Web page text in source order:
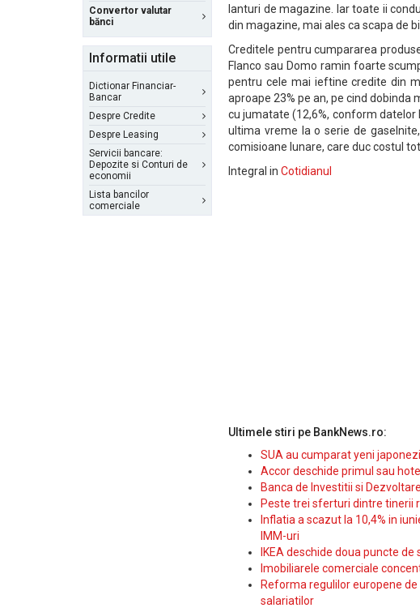
Convertor valutar
bănci
Informatii utile
Dictionar Financiar-
Bancar
Despre Credite
Despre Leasing
Servicii bancare:
Depozite si Conturi de
economii
Lista bancilor
comerciale
lanturi de magazine. Iar toate ii
din magazine, mai ales ca scapa de
Creditele pentru cumpararea
Flanco sau Domo ramin foarte
pentru cele mai ieftine credite din
aproape 23% pe an, pe cind
cu jumatate (12,6%, conform datelor
ultima vreme la o serie de
comisioane lunare, care duc costul
Integral in Cotidianul
Ultimele stiri pe BankNews.ro:
SUA au cumparat yeni
Accor deschide primul sau
Banca de Investitii si
Peste trei sferturi dintre tinerii
Inflatia a scazut la 10,4% in
IMM-uri
IKEA deschide doua puncte
Imobiliarele comerciale
Reforma regulilor europene
salariatilor